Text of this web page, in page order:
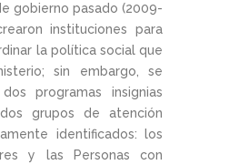
gobierno pasado (2009-
instituciones para
la política social que
sin embargo, se
programas insignias
grupos de atención
identificados: los
y las Personas con